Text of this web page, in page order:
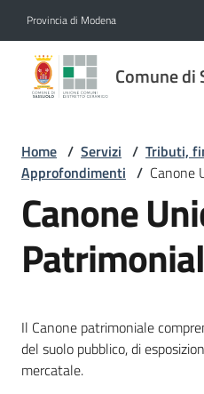
Provincia di Modena
Comune di
Comune
di
Novità
Vivere
Sassuolo
Home / Servizi / Tributi,
Approfondimenti / Canone
Canone
Il Canone patrimoniale
del suolo pubblico, di
mercatale.